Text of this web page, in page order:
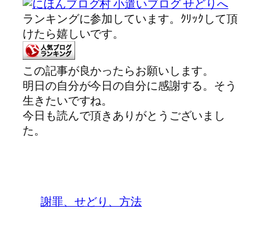
ランキングに参加しています。ｸﾘｯｸして頂
けたら嬉しいです。
この記事が良かったらお願いします。
明日の自分が今日の自分に感謝する。そう
生きたいですね。
今日も読んで頂きありがとうございまし
た。
謝罪、せどり、方法